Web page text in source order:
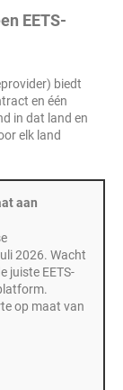
EETS-
biedt
en één
in dat land en
elk land
aan
2026. Wacht
juiste EETS-
op maat van